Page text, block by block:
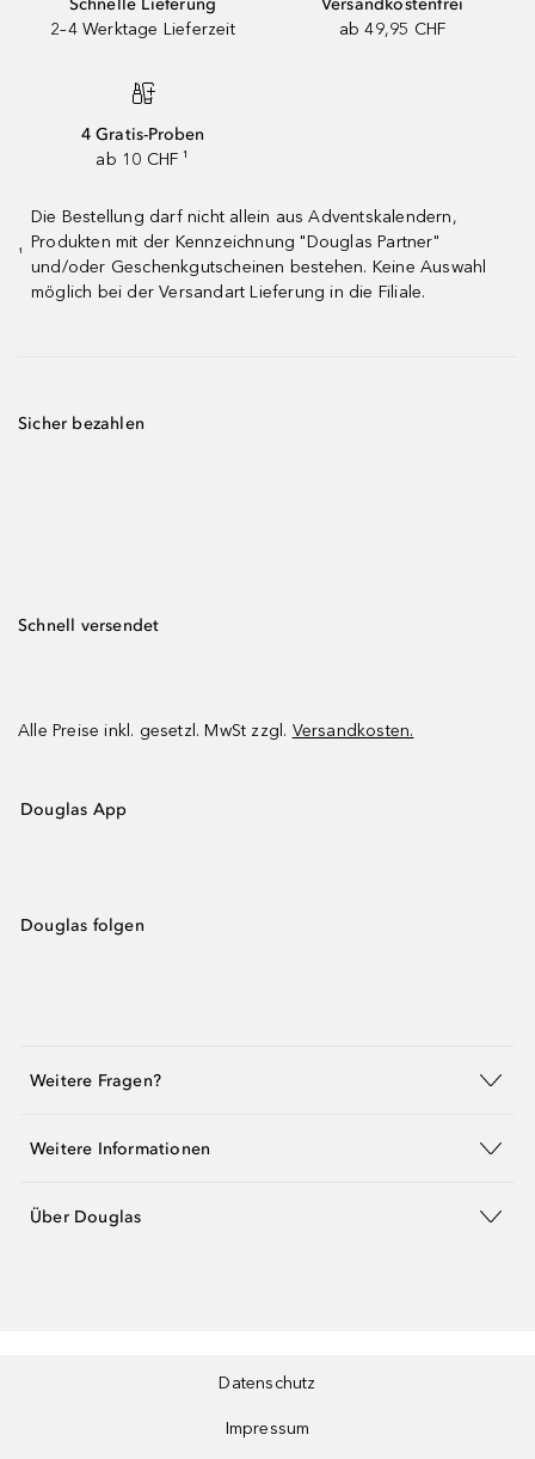
Schnelle Lieferung
2–4 Werktage Lieferzeit
Versandkostenfrei
ab 49,95 CHF
4 Gratis-Proben
ab 10 CHF ¹
¹
Die Bestellung darf nicht allein aus Adventskalendern,
Produkten mit der Kennzeichnung "Douglas Partner"
und/oder Geschenkgutscheinen bestehen. Keine Auswahl
möglich bei der Versandart Lieferung in die Filiale.
Sicher bezahlen
Schnell versendet
Alle Preise inkl. gesetzl. MwSt zzgl. Versandkosten.
Douglas App
Douglas folgen
Weitere Fragen?
Weitere Informationen
Über Douglas
Datenschutz
Impressum